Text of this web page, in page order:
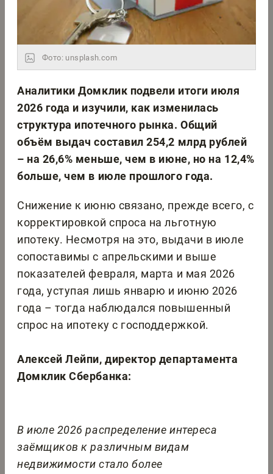
Фото: unsplash.com
Аналитики Домклик подвели итоги июля
2026 года и изучили, как изменилась
структура ипотечного рынка. Общий
объём выдач составил 254,2 млрд рублей
– на 26,6% меньше, чем в июне, но на 12,4%
больше, чем в июле прошлого года.
Снижение к июню связано, прежде всего, с
корректировкой спроса на льготную
ипотеку. Несмотря на это, выдачи в июле
сопоставимы с апрельскими и выше
показателей февраля, марта и мая 2026
года, уступая лишь январю и июню 2026
года – тогда наблюдался повышенный
спрос на ипотеку с господдержкой.
Алексей Лейпи, директор департамента
Домклик Сбербанка:
В июле 2026 распределение интереса
заёмщиков к различным видам
недвижимости стало более